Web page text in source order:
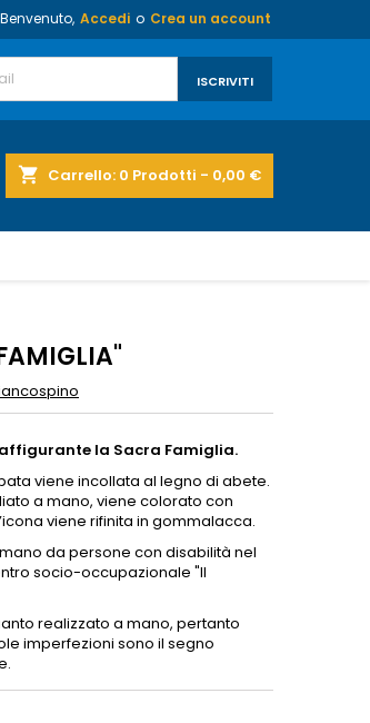
Benvenuto, Accedi o Crea un account
shopping_cart Carrello: 0 Prodotti - 0,00 €
la Sacra Famiglia.
viene incollata al legno di abete.
a mano, viene colorato con
viene rifinita in gommalacca.
da persone con disabilità nel
socio-occupazionale "Il
realizzato a mano, pertanto
imperfezioni sono il segno